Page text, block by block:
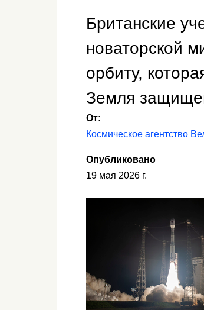
Британские
новаторской
орбиту,
Земля
От:
Космическое агентство
Опубликовано
19 мая 2026 г.